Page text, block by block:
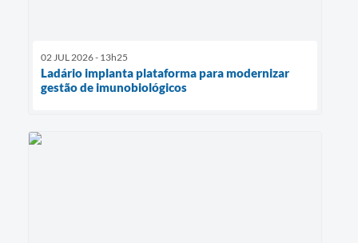
02 JUL 2026 - 13h25
Ladário implanta plataforma para modernizar
gestão de imunobiológicos